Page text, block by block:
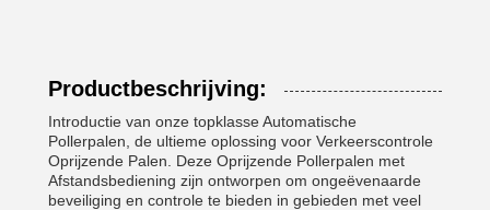
Productbeschrijving:
Introductie van onze topklasse Automatische
Pollerpalen, de ultieme oplossing voor Verkeerscontrole
Oprijzende Palen. Deze Oprijzende Pollerpalen met
Afstandsbediening zijn ontworpen om ongeëvenaarde
beveiliging en controle te bieden in gebieden met veel